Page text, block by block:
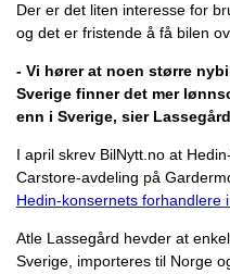
Der er det liten interesse for
og det er fristende å få bilen
- Vi hører at noen større
Sverige finner det mer
enn i Sverige, sier
I april skrev BilNytt.no at
Carstore-avdeling på
Hedin-konsernets forhandlere
Atle Lassegård hevder at
Sverige, importeres til Norge